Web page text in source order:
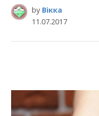
by Вікка
11.07.2017